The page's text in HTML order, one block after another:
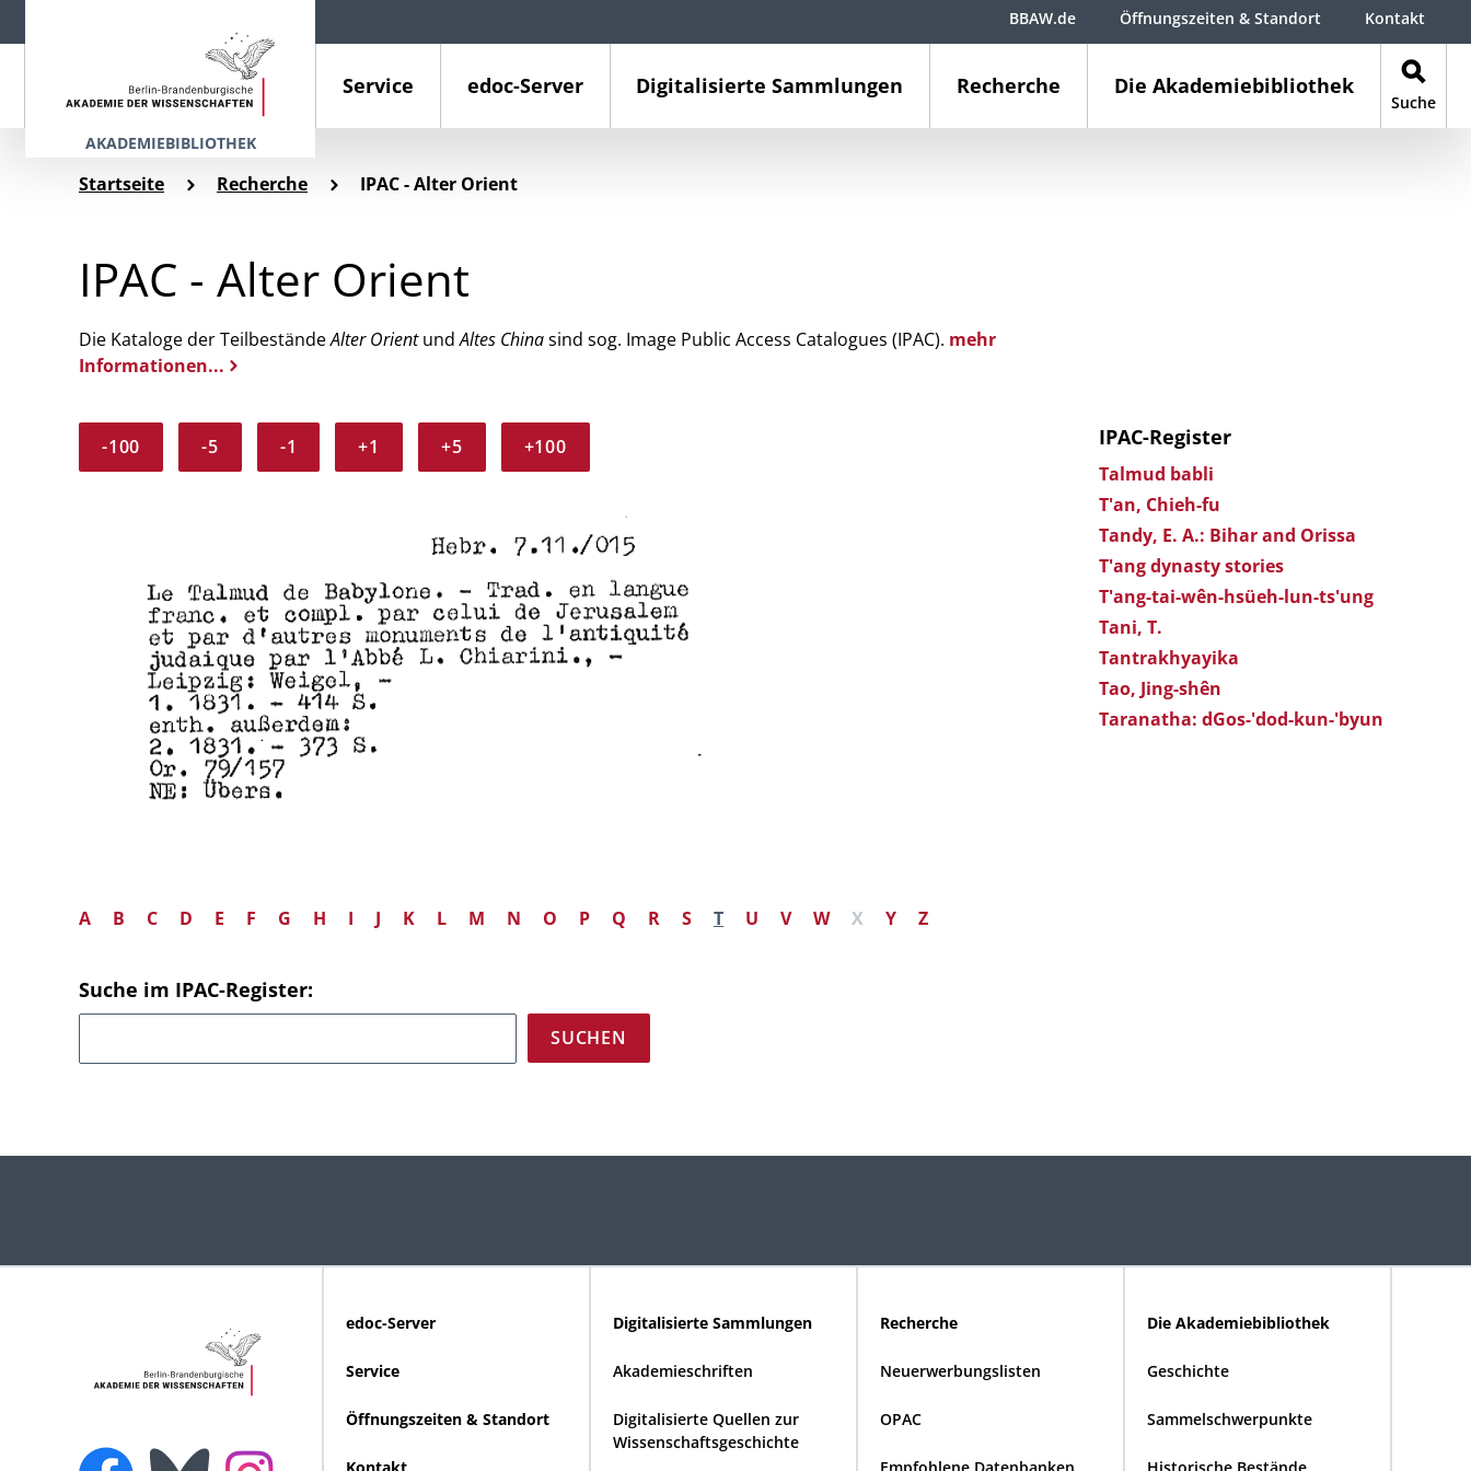
AKADEMIEBIBLIOTHEK
Service edoc-Server Digitalisierte Sammlungen Recherche Die Akademiebibliothek
Suche
BBAW.de Öffnungszeiten & Standort Kontakt
Startseite Recherche IPAC - Alter Orient
IPAC - Alter Orient
Die Kataloge der TeilbeständeAlter OrientundAltes Chinasind sog. Image Public Access Catalogues (IPAC). mehr
Informationen...
-100 -5 -1 +1 +5 +100
A B C D E F G H I J K L M N O P Q R S T U V W X Y Z
Suche im IPAC-Register:
IPAC-Register
Talmud babli
T'an, Chieh-fu
Tandy, E. A.: Bihar and Orissa
T'ang dynasty stories
T'ang-tai-wên-hsüeh-lun-ts'ung
Tani, T.
Tantrakhyayika
Tao, Jing-shên
Taranatha: dGos-'dod-kun-'byun
edoc-Server
Service
Öffnungszeiten & Standort
Digitalisierte Sammlungen
Akademieschriften
Digitalisierte Quellen zur
Wissenschaftsgeschichte
Recherche
Neuerwerbungslisten
OPAC
Die Akademiebibliothek
Geschichte
Sammelschwerpunkte